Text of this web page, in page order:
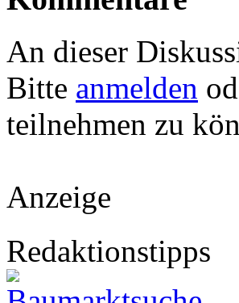
An dieser
Bitte anmelden
teilnehmen zu
Anzeige
Redaktionstipps